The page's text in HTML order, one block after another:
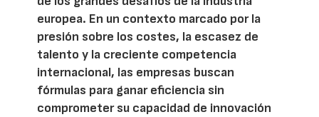
europea. En un contexto marcado por la
presión sobre los costes, la escasez de
talento y la creciente competencia
internacional, las empresas buscan
fórmulas para ganar eficiencia sin
comprometer su capacidad de innovación